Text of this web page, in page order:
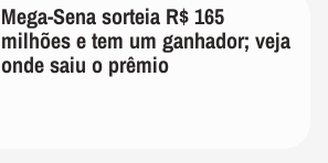
Mega-Sena sorteia R$ 165
milhões e tem um ganhador; veja
onde saiu o prêmio